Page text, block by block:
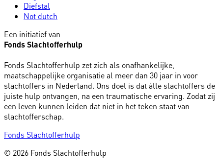
Diefstal
Not dutch
Een initiatief van
Fonds Slachtofferhulp
Fonds Slachtofferhulp zet zich als onafhankelijke,
maatschappelijke organisatie al meer dan 30 jaar in voor
slachtoffers in Nederland. Ons doel is dat álle slachtoffers de
juiste hulp ontvangen, na een traumatische ervaring. Zodat zij
een leven kunnen leiden dat niet in het teken staat van
slachtofferschap.
Fonds Slachtofferhulp
© 2026 Fonds Slachtofferhulp